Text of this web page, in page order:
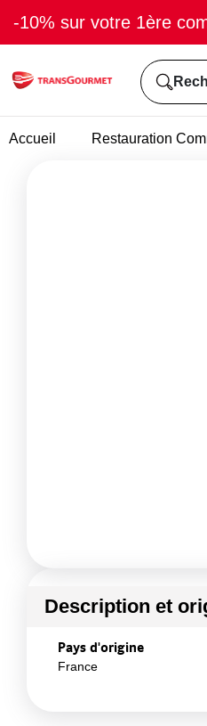
-10% sur votre 1ère
Accueil Restauration
Description et
Pays d'origine
France